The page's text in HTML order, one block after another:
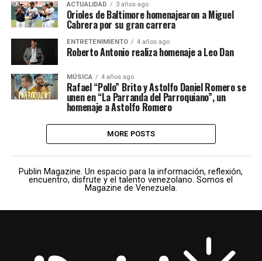
ACTUALIDAD 3 años ago
Orioles de Baltimore homenajearon a Miguel
Cabrera por su gran carrera
ENTRETENIMIENTO 4 años ago
Roberto Antonio realiza homenaje a Leo Dan
MÚSICA 4 años ago
Rafael “Pollo” Brito y Astolfo Daniel Romero se
unen en “La Parranda del Parroquiano”, un
homenaje a Astolfo Romero
MORE POSTS
Publin Magazine. Un espacio para la información, reflexión,
encuentro, disfrute y el talento venezolano. Somos el
Magazine de Venezuela.